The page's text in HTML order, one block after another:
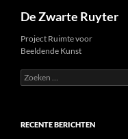
inhoud
De Zwarte Ruyter
Project Ruimte voor
Beeldende Kunst
Zoeken
naar:
RECENTE BERICHTEN